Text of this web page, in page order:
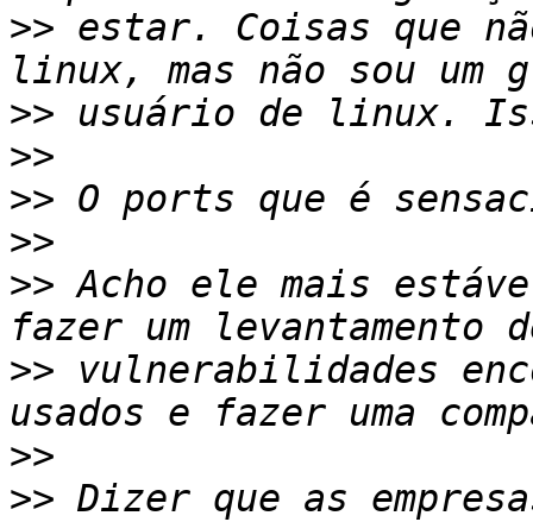
>> estar. Coisas que
>>
>>
>>
>>
>> Acho ele mais
>> vulnerabilidades
>>
>> Dizer que as